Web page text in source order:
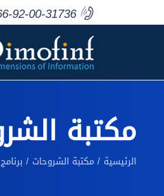
92-00-31736
مكتبة
الرئيسية مكتبة الشروحات